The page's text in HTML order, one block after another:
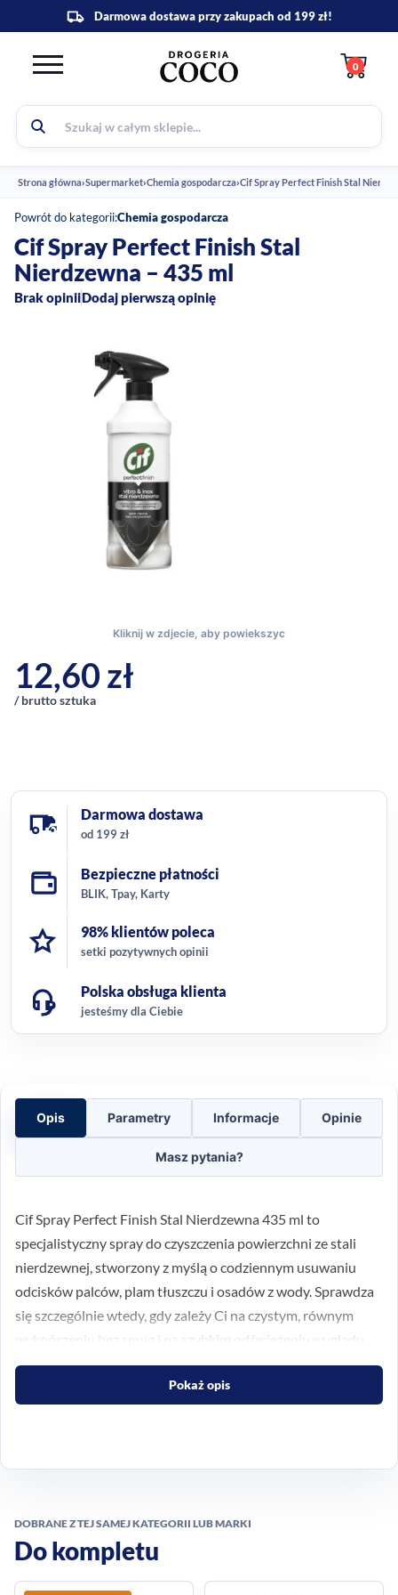
0
Strona główna›Supermarket›Chemia gospodarcza›Cif Spray Perfect Finish Stal
Powrót do kategorii:Chemia gospodarcza
Cif Spray Perfect Finish Stal
Nierdzewna – 435 ml
Brak opiniiDodaj pierwszą opinię
12,60zł
/ brutto sztuka
Darmowa dostawa
od 199 zł
Bezpieczne płatności
BLIK, Tpay, Karty
98% klientów poleca
setki pozytywnych opinii
Polska obsługa klienta
jesteśmy dla Ciebie
Opis Parametry Informacje Opinie
Masz pytania?
Cif Spray Perfect Finish Stal Nierdzewna 435 ml to
specjalistyczny spray do czyszczenia powierzchni ze stali
nierdzewnej, stworzony z myślą o codziennym usuwaniu
odcisków palców, plam tłuszczu i osadów z wody. Sprawdza
się szczególnie wtedy, gdy zależy Ci na czystym, równym
wykończeniu bez smug i na szybkim odświeżeniu wyglądu
sprzętów w kuchni i łazience.
Połysk i czysta powierzchnia
połysk po zastosowaniu produktu. Spray ułatwia
równomierne rozprowadzenie środka i dotarcie do trudno
dostępnych miejsc, co jest praktyczne przy frontach,
Pokaż opis
DOBRANE Z TEJ SAMEJ KATEGORII LUB MARKI
Do kompletu